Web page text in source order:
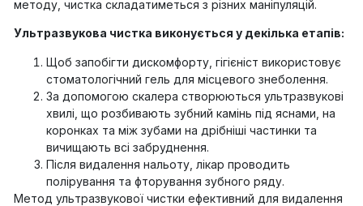
методу, чистка складатиметься з різних маніпуляцій.
Ультразвукова чистка виконується у декілька етапів:
Щоб запобігти дискомфорту, гігієніст використовує
стоматологічний гель для місцевого знеболення.
За допомогою скалера створюються ультразвукові
хвилі, що розбивають зубний камінь під яснами, на
коронках та між зубами на дрібніші частинки та
вичищають всі забруднення.
Після видалення нальоту, лікар проводить
полірування та фторування зубного ряду.
Метод ультразвукової чистки ефективний для видалення